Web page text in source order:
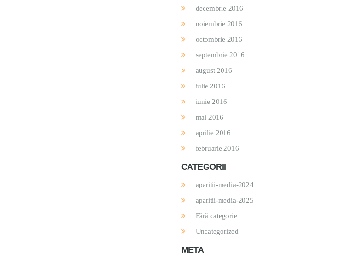
decembrie 2016
noiembrie 2016
octombrie 2016
septembrie 2016
august 2016
iulie 2016
iunie 2016
mai 2016
aprilie 2016
februarie 2016
CATEGORII
aparitii-media-2024
aparitii-media-2025
Fără categorie
Uncategorized
META